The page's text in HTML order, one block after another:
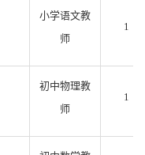
小学语文教
师
1
初中物理教
师
1